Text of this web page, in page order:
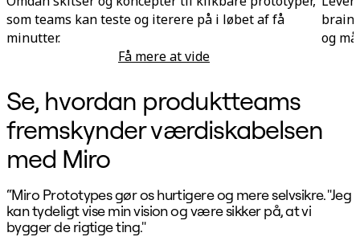
som teams kan teste og iterere på i løbet af få
minutter.
Få mere at videHurtig prototypeudvikling
og
Se, hvordan produktteams
fremskynder værdiskabelsen
med Miro
“Miro Prototypes gør os hurtigere og mere selvsikre. "Jeg
kan tydeligt vise min vision og være sikker på, at vi
bygger de rigtige ting."